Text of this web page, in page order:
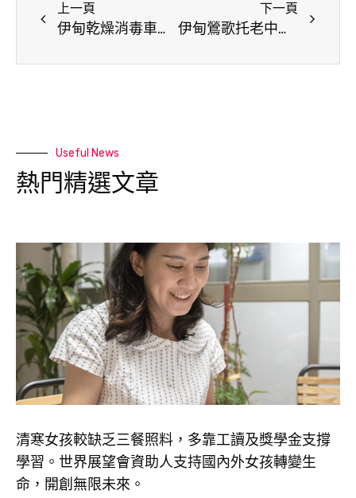
上一頁
伊甸乾燥消毒車到宅服務 助身障朋友提升居住品質
下一頁
伊甸鶯歌托老中心攜手幼兒園「樂陶陶」 首次於陶博館辦展解鎖人生清單
Useful News
熱門精選文章
清寒女孩較缺乏三餐照料，多靠工讀及獎學金支撐
學習。世界展望會資助人支持國內外女孩轉變生
命，開創無限未來。